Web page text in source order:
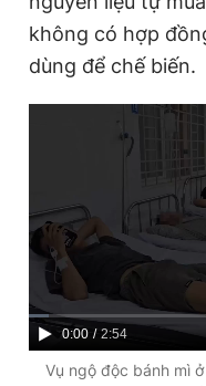
không có hợp
dùng để chế biến.
C
u
0:00 / D
u
2:54
Vụ ngộ độc bánh mì